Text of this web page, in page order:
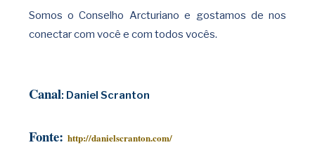
Somos o Conselho Arcturiano e gostamos de nos
conectar com você e com todos vocês.
Canal: Daniel Scranton
Fonte: http://danielscranton.com/